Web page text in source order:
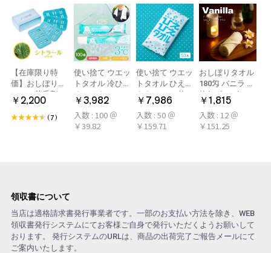
【在庫限り特
価】おしぼり用
アロマ芳香剤
LARME(ラルム)
シトラール 旧デ
￥2,200
(7)
使い捨て ウエッ
トタオル 冷ひや
ネックタオル
50本×2パック
100本 冷感タオ
ル 首 個包装 日
￥3,982
入数 : 100 ＠
￥39.82
使い捨て ウエッ
トタオル ひえひ
えタオル 50枚
冷感タオル ミン
ト アロマおしぼ
り
￥7,986
入数 : 50 ＠
￥159.71
おしぼりタオル
180匁 バニラ 12
枚(1ダース)
￥1,815
入数 : 12 ＠
￥151.25
領収書について
当店は適格請求書発行事業者です。一部のお支払い方法を除き、WEB
領収書発行システムにてお客様ご自身で発行いただくようお願いして
おります。 発行システムのURLは、商品の出荷完了ご報告メールにて
ご案内いたします。